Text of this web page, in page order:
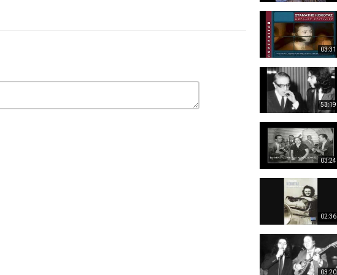
03:31
53:19
03:24
02:36
03:20